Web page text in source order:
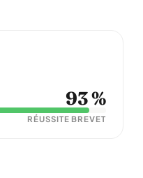
93 %
RÉUSSITE BREVET